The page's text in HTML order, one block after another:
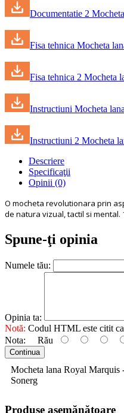
Documentatie 2
Fisa tehnica Mocheta
Fisa tehnica 2 Mocheta
Instructiuni Mocheta
Instructiuni 2 Mocheta
Descriere
Specificaţii
Opinii (0)
O mocheta revolutionara prin
de natura vizual, tactil si mental.
Spune-ţi opinia
Numele tău:
Opinia ta:
Notă: Codul HTML este citit
Nota: Rău
Continua
Mocheta lana Royal
Sonerg
Produse asemănătoare